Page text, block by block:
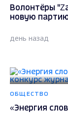
Волонтёры
новую
день назад
ОБЩЕСТВО
«Энергия